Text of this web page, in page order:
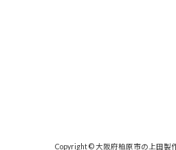
Copyright © 大阪府柏原市の上田製